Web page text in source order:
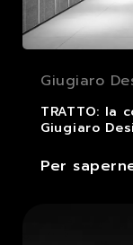
Giugiaro
TRATTO: la
Giugiaro
Per